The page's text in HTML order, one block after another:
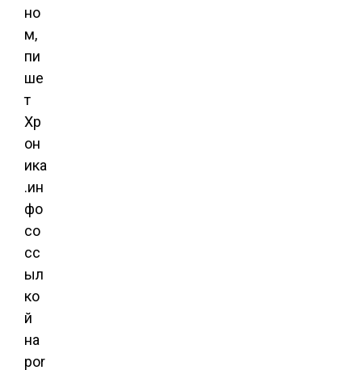
но
м,
пи
ше
т
Хр
он
ика
.ин
фо
со
сс
ыл
ко
й
на
por